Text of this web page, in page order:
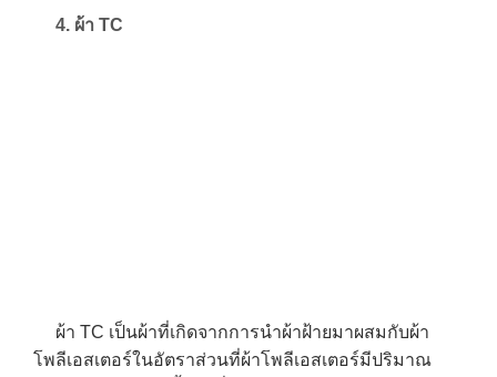
4. ผ้า TC
ผ้า TC เป็นผ้าที่เกิดจากการนำผ้าฝ้ายมาผสมกับผ้า
โพลีเอสเตอร์ในอัตราส่วนที่ผ้าโพลีเอสเตอร์มีปริมาณ